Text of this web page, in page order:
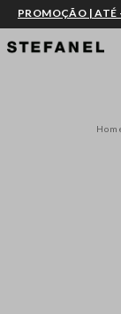
IR PARA O
PROMOÇÃO | ATÉ